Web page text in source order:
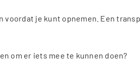
voordat je kunt opnemen. Een
om er iets mee te kunnen doen?